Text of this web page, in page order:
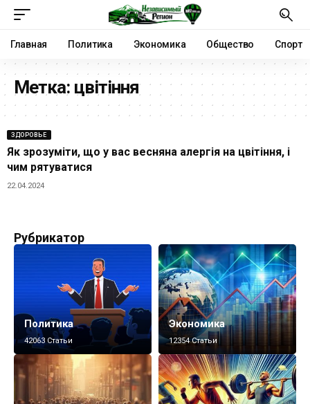
Главная Политика Экономика Общество Спорт
Метка: цвітіння
ЗДОРОВЬЕ
Як зрозуміти, що у вас весняна алергія на цвітіння, і
чим рятуватися
22.04.2024
Рубрикатор
Политика
42063 Статьи
Экономика
12354 Статьи